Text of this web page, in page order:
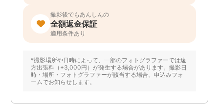
撮影後でもあんしんの
全額返金保証
適用条件あり
*撮影場所や日時によって、一部のフォトグラファーでは遠
方出張料（+3,000円）が発生する場合があります。撮影日
時・場所・フォトグラファーが該当する場合、申込みフォ
ームでお知らせします。